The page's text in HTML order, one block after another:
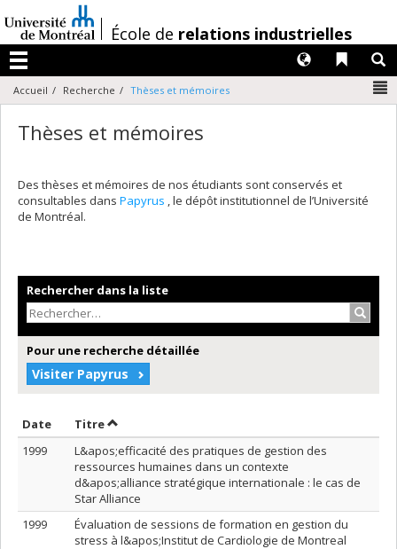
au
contenu
/École de relations industrielles
Menu
Liens
Langues
Accueil Recherche Thèses et mémoires
Thèses et mémoires
Des thèses et mémoires de nos étudiants sont conservés et
consultables dans Papyrus , le dépôt institutionnel de l’Université
de Montréal.
Rechercher dans la liste
Pour une recherche détaillée
Visiter Papyrus
Date Trier par date en ordre croissant
TitreTrier par titre en ordre croissant
1999
L&apos;efficacité des pratiques de gestion des
ressources humaines dans un contexte
d&apos;alliance stratégique internationale : le cas de
Star Alliance
1999
Évaluation de sessions de formation en gestion du
stress à l&apos;Institut de Cardiologie de Montreal